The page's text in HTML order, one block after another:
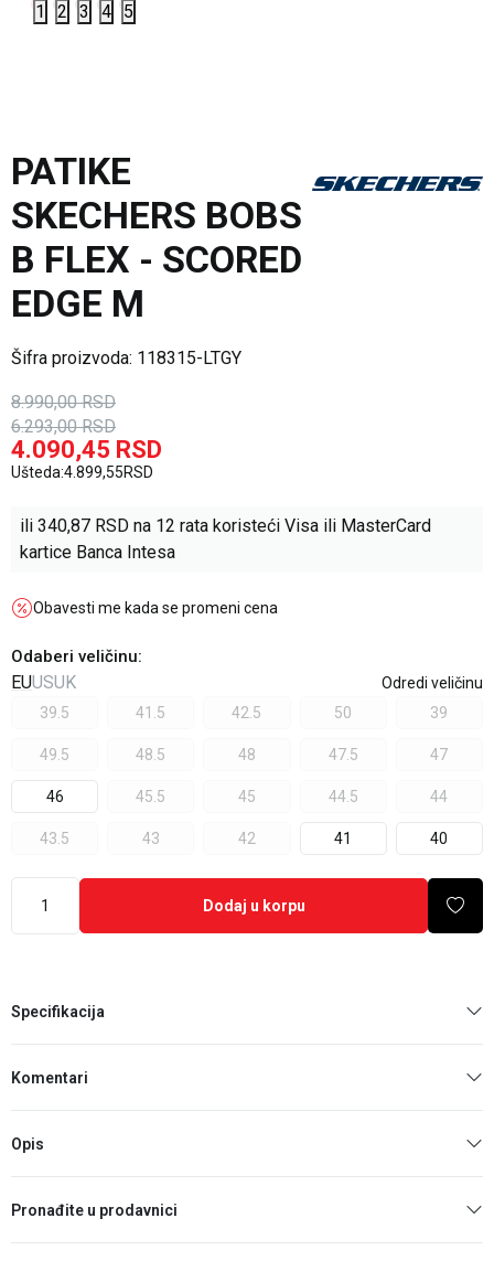
1 2 3 4 5
PATIKE
SKECHERS BOBS
B FLEX - SCORED
EDGE M
Šifra proizvoda: 118315-LTGY
8.990,00 RSD
6.293,00 RSD
4.090,45 RSD
Ušteda:4.899,55RSD
ili 340,87 RSD na 12 rata koristeći Visa ili MasterCard
kartice Banca Intesa
Obavesti me kada se promeni cena
Odaberi veličinu:
EUUSUK
Odredi veličinu
39.5
41.5 42.5 50 39
49.5 48.5 48 47.5 47
46 45.5 45 44.5 44
43.5 43 42 41 40
Dodaj u korpu
Specifikacija
Komentari
Opis
Pronađite u prodavnici